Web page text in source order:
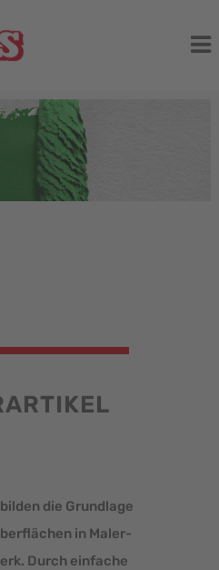
die Grundlage
in Maler-
Durch einfache